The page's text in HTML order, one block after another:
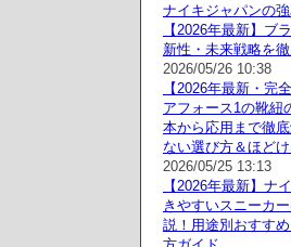
ナイキジャパンの
【2026年最新】ブ
新性・未来戦略を徹
2026/05/26 10:38
【2026年最新・完
アフォース1の靴紐
本から応用まで徹
ない選び方＆ほど
2026/05/25 13:13
【2026年最新】ナ
きやすいスニーカ
説！用途別おすす